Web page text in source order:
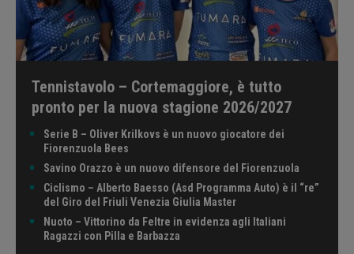
Tennistavolo – Cortemaggiore, è tutto
pronto per la nuova stagione 2026/2027
Serie B – Oliver Krilkovs è un nuovo giocatore dei
Fiorenzuola Bees
Savino Orazzo è un nuovo difensore del Fiorenzuola
Ciclismo – Alberto Baesso (Asd Programma Auto) è il “re”
del Giro del Friuli Venezia Giulia Master
Nuoto – Vittorino da Feltre in evidenza agli Italiani
Ragazzi con Pilla e Barbazza